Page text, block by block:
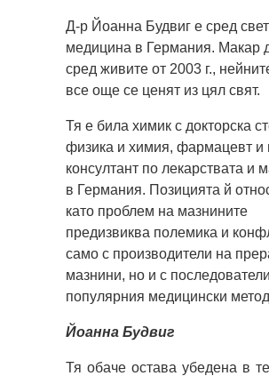
Д-р Йоанна Будвиг е сред
медицина в Германия. Макар
сред живите от 2003 г.,
все още се ценят из цял свят.
Тя е била химик с докторска
физика и химия, фармацевт и
консултант по лекарствата и
в Германия. Позицията й
като проблем на мазнините
предизвиква полемика и
само с производители на
мазнини, но и с
популярния медицински
Йоанна Будвиг
Тя обаче остава убедена в